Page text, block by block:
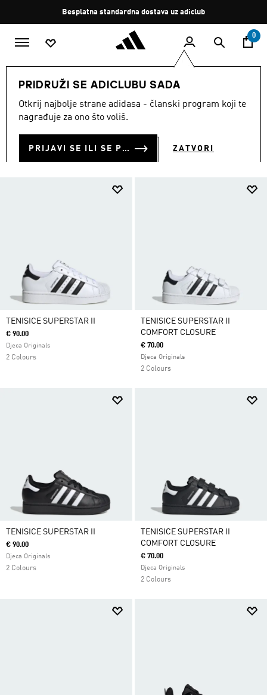
Zaustavi
rotaciju
Besplatna standardna dostava uz adiclub
0
PRIDRUŽI SE ADICLUBU SADA
Otkrij najbolje strane adidasa - članski program koji te
nagrađuje za ono što voliš.
PRIJAVI SE ILI SE PRIDRUŽI SADA ZATVORI
DJECA Obuća
OBUĆA ZA DJECU (943)
TENISICE SUPERSTAR II
€ 90.00
Djeca Originals
2 Colours
TENISICE SUPERSTAR II
COMFORT CLOSURE
€ 70.00
Djeca Originals
2 Colours
TENISICE SUPERSTAR II
€ 90.00
Djeca Originals
2 Colours
TENISICE SUPERSTAR II
COMFORT CLOSURE
€ 70.00
Djeca Originals
2 Colours